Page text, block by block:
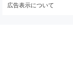
広告表示について